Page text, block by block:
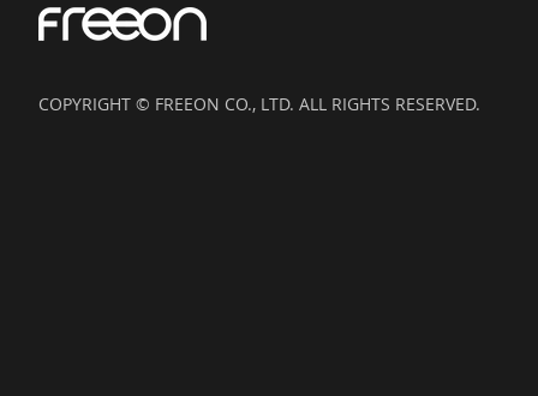
COPYRIGHT © FREEON CO., LTD. ALL RIGHTS RESERVED.